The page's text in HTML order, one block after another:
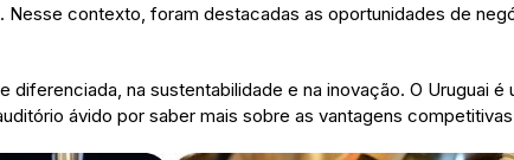
. Nesse contexto, foram destacadas as oportunidades de
diferenciada, na sustentabilidade e na inovação. O Uruguai
ávido por saber mais sobre as vantagens